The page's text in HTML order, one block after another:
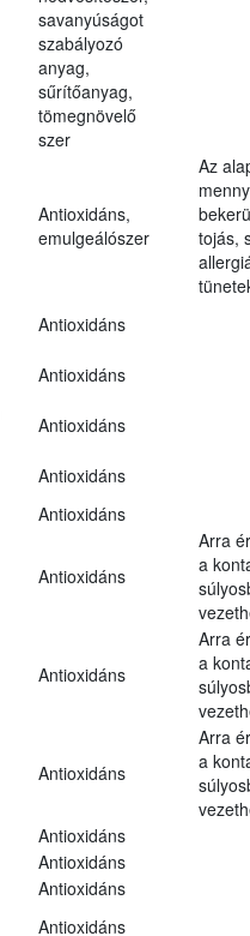
savanyúságot
szabályozó
anyag,
sűrítőanyag,
tömegnövelő
szer
Antioxidáns,
emulgeálószer
Az
tojás,
Antioxidáns
Antioxidáns
Antioxidáns
Antioxidáns
Antioxidáns
Antioxidáns
Arra
a
Antioxidáns
Arra
a
Antioxidáns
Arra
a
Antioxidáns
Antioxidáns
Antioxidáns
Antioxidáns